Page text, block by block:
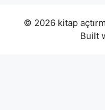
© 2026 kitap
Built